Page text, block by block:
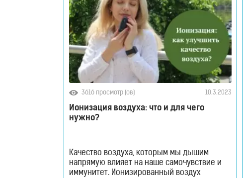
3616 просмотр (ов) 10.3.2023
Ионизация воздуха: что и для чего
нужно?
Качество воздуха, которым мы дышим
напрямую влияет на наше самочувствие и
иммунитет. Ионизированный воздух